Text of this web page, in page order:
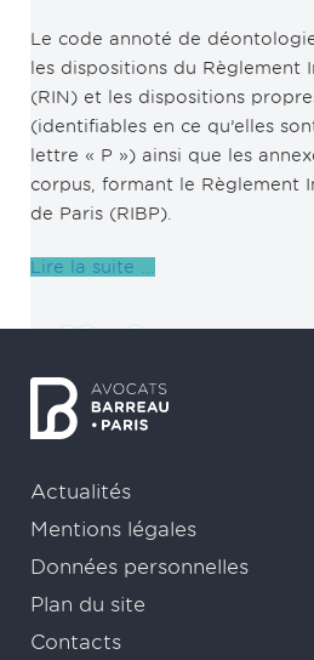
Le code annoté de
les dispositions du Règlement
(RIN) et les dispositions
(identifiables en ce qu’elles
lettre « P ») ainsi que les
corpus, formant le Règlement
de Paris (RIBP).
Lire la suite ...
Actualités
Mentions légales
Données personnelles
Plan du site
Contacts